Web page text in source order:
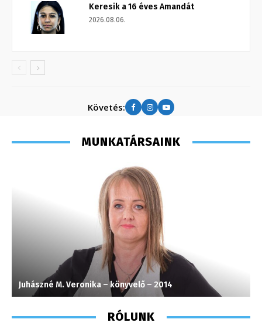
Keresik a 16 éves Amandát
2026.08.06.
Követés:
MUNKATÁRSAINK
Juhászné M. Veronika – könyvelő – 2014
RÓLUNK